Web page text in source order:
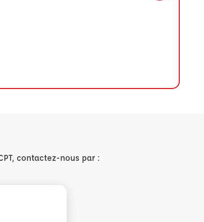
contactez-nous par :